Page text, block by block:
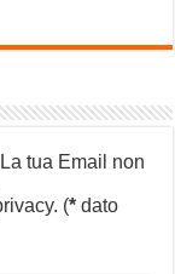
tua Email non
(* dato